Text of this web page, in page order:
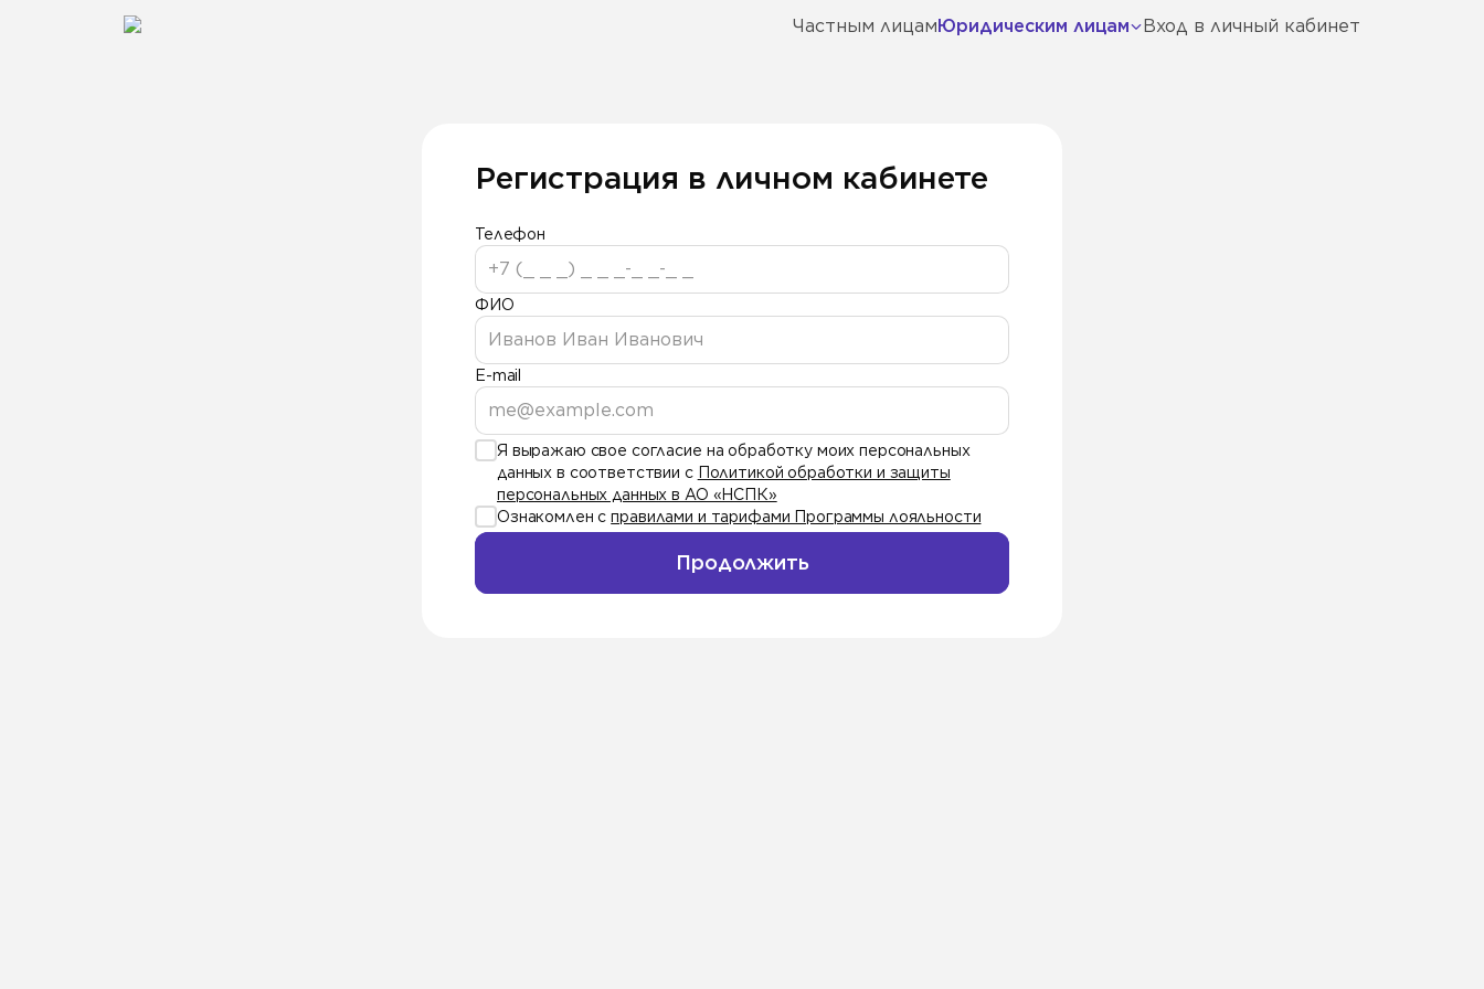
Частным лицамЮридическим лицам Вход в личный кабинет
Регистрация в личном кабинете
Телефон
ФИО
E-mail
Я выражаю свое согласие на обработку моих персональных
данных в соответствии с Политикой обработки и защиты
персональных данных в АО «НСПК»
Ознакомлен с правилами и тарифами Программы лояльности
Продолжить